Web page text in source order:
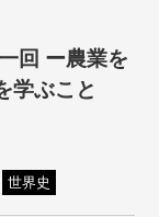
回 ー農業を
学ぶこと
世界史